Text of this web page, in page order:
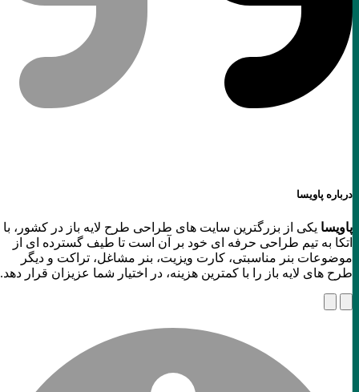
درباره پاویسا
پاویسایکی از بزرگترین سایت های طراحی طرح لایه باز در کشور، با
اتکا به تیم طراحی حرفه ای خود بر آن است تا طیف گسترده ای از
موضوعات بنر مناسبتی، کارت ویزیت، بنر مشاغل، تراکت و دیگر
طرح های لایه باز را با کمترین هزینه، در اختیار شما عزیزان قرار دهد.